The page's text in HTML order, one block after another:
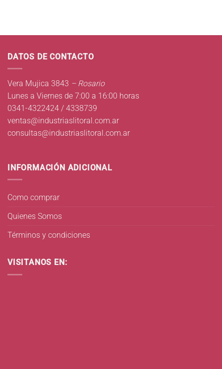
DATOS DE CONTACTO
Vera Mujica 3843 – Rosario
Lunes a Viernes de 7:00 a 16:00 horas
0341-4322424 / 4338739
ventas@industriaslitoral.com.ar
consultas@industriaslitoral.com.ar
INFORMACIÓN ADICIONAL
Como comprar
Quienes Somos
Términos y condiciones
VISITANOS EN: